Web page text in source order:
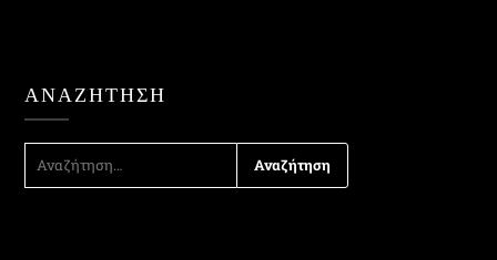
ΑΝΑΖΉΤΗΣΗ
ΓΙΑ: